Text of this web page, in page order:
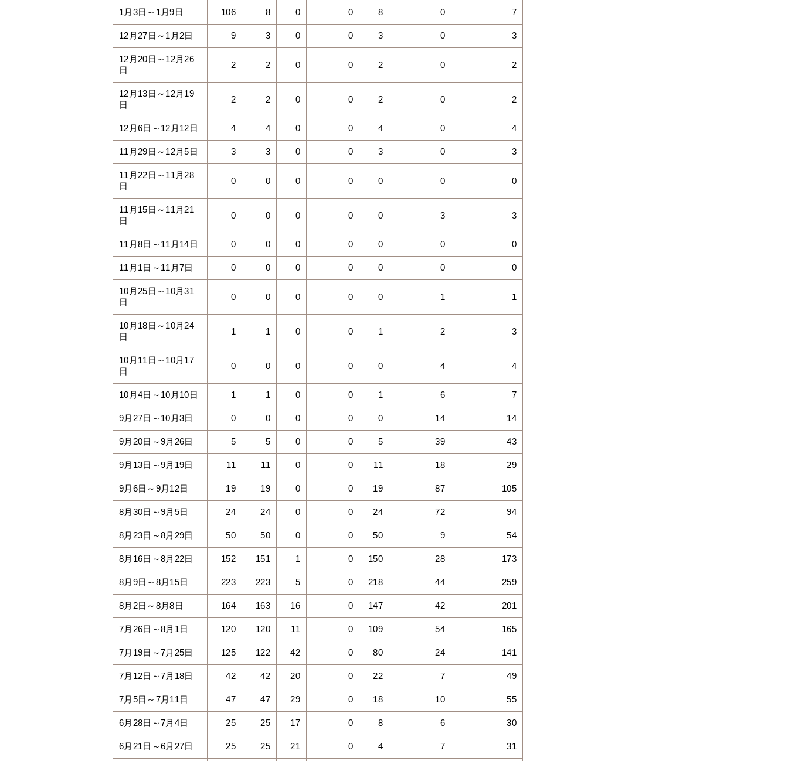
1月3日～1月9日 106 8 0 0 8 0 7
12月27日～1月2日 9 3 0 0 3 0 3
12月20日～12月26
日
2 2 0 0 2 0 2
12月13日～12月19
日
2 2 0 0 2 0 2
12月6日～12月12日 4 4 0 0 4 0 4
11月29日～12月5日 3 3 0 0 3 0 3
11月22日～11月28
日
0 0 0 0 0 0 0
11月15日～11月21
日
0 0 0 0 0 3 3
11月8日～11月14日 0 0 0 0 0 0 0
11月1日～11月7日 0 0 0 0 0 0 0
10月25日～10月31
日
0 0 0 0 0 1 1
10月18日～10月24
日
1 1 0 0 1 2 3
10月11日～10月17
日
0 0 0 0 0 4 4
10月4日～10月10日 1 1 0 0 1 6 7
9月27日～10月3日 0 0 0 0 0 14 14
9月20日～9月26日 5 5 0 0 5 39 43
9月13日～9月19日 11 11 0 0 11 18 29
9月6日～9月12日 19 19 0 0 19 87 105
8月30日～9月5日 24 24 0 0 24 72 94
8月23日～8月29日 50 50 0 0 50 9 54
8月16日～8月22日 152 151 1 0 150 28 173
8月9日～8月15日 223 223 5 0 218 44 259
8月2日～8月8日 164 163 16 0 147 42 201
7月26日～8月1日 120 120 11 0 109 54 165
7月19日～7月25日 125 122 42 0 80 24 141
7月12日～7月18日 42 42 20 0 22 7 49
7月5日～7月11日 47 47 29 0 18 10 55
6月28日～7月4日 25 25 17 0 8 6 30
6月21日～6月27日 25 25 21 0 4 7 31